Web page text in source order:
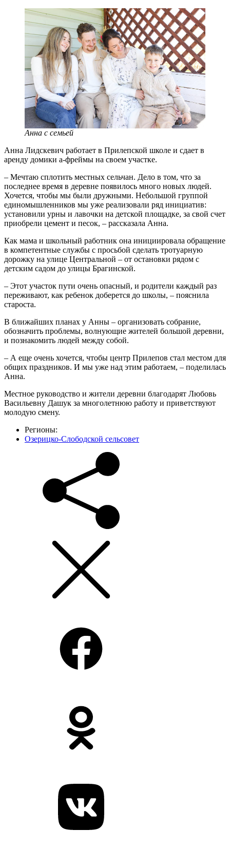
Анна с семьей
Анна Лидскевич работает в Прилепской школе и сдает в
аренду домики а-фреймы на своем участке.
– Мечтаю сплотить местных сельчан. Дело в том, что за
последнее время в деревне появилось много новых людей.
Хочется, чтобы мы были дружными. Небольшой группой
единомышленников мы уже реализовали ряд инициатив:
установили урны и лавочки на детской площадке, за свой счет
приобрели цемент и песок, – рассказала Анна.
Как мама и школьный работник она инициировала обращение
в компетентные службы с просьбой сделать тротуарную
дорожку на улице Центральной – от остановки рядом с
детским садом до улицы Брагинской.
– Этот участок пути очень опасный, и родители каждый раз
переживают, как ребенок доберется до школы, – пояснила
староста.
В ближайших планах у Анны – организовать собрание,
обозначить проблемы, волнующие жителей большой деревни,
и познакомить людей между собой.
– А еще очень хочется, чтобы центр Прилепов стал местом для
общих праздников. И мы уже над этим работаем, – поделилась
Анна.
Местное руководство и жители деревни благодарят Любовь
Васильевну Дашук за многолетнюю работу и приветствуют
молодую смену.
Регионы:
Озерицко-Слободской сельсовет